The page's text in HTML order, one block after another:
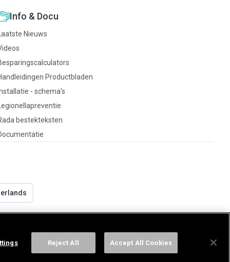
Info & Docu
Laatste Nieuws
Productbladen
- schema's
Legionellapreventie
bestekteksten
Reject All Accept All Cookies